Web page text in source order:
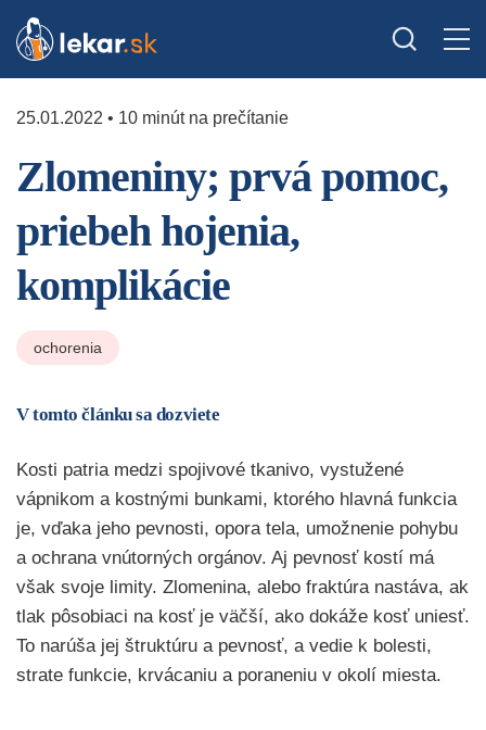
25.01.2022 • 10 minút na prečítanie
Zlomeniny; prvá pomoc,
priebeh hojenia,
komplikácie
ochorenia
V tomto článku sa dozviete
Kosti patria medzi spojivové tkanivo, vystužené
vápnikom a kostnými bunkami, ktorého hlavná funkcia
je, vďaka jeho pevnosti, opora tela, umožnenie pohybu
a ochrana vnútorných orgánov. Aj pevnosť kostí má
však svoje limity. Zlomenina, alebo fraktúra nastáva, ak
tlak pôsobiaci na kosť je väčší, ako dokáže kosť uniesť.
To narúša jej štruktúru a pevnosť, a vedie k bolesti,
strate funkcie, krvácaniu a poraneniu v okolí miesta.